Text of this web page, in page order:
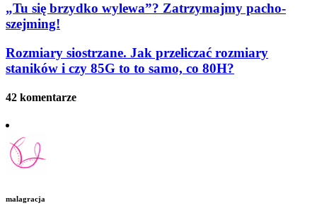
„Tu się brzydko wylewa”? Zatrzymajmy pacho-
szejming!
Rozmiary siostrzane. Jak przeliczać rozmiary
staników i czy 85G to to samo, co 80H?
42 komentarze
malagracja